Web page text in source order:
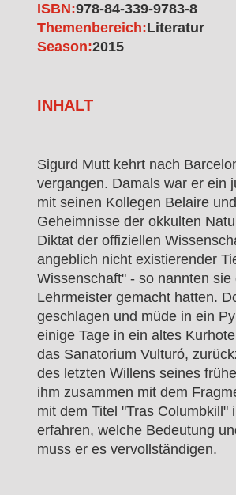
ISBN:978-84-339-9783-8
Themenbereich:Literatur
Season:2015
INHALT
Sigurd Mutt kehrt nach
vergangen. Damals war er ein
mit seinen Kollegen Belaire
Geheimnisse der okkulten
Diktat der offiziellen
angeblich nicht existierender
Wissenschaft" - so nannten
Lehrmeister gemacht hatten.
geschlagen und müde in ein
einige Tage in ein altes
das Sanatorium Vulturó,
des letzten Willens seines
ihm zusammen mit dem
mit dem Titel "Tras
erfahren, welche Bedeutung
muss er es vervollständigen.